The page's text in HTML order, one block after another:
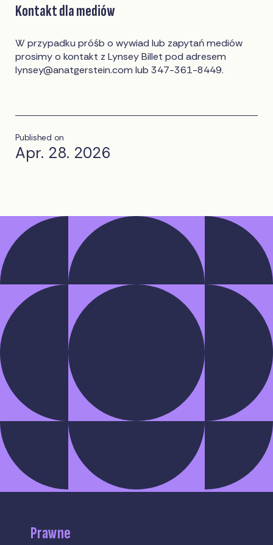
Kontakt dla mediów
W przypadku próśb o wywiad lub zapytań mediów
prosimy o kontakt z Lynsey Billet pod adresem
lynsey@anatgerstein.com lub 347-361-8449.
Published on
Apr. 28. 2026
Prawne